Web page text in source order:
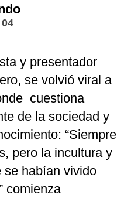
y presentador
se volvió viral a
cuestiona
de la sociedad y
“Siempre
pero la incultura y
se habían vivido
comienza